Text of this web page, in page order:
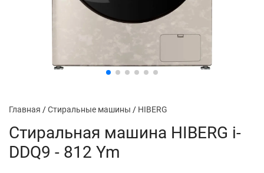
Главная /Стиральные машины / HIBERG
Стиральная машина HIBERG i-
DDQ9 - 812 Ym